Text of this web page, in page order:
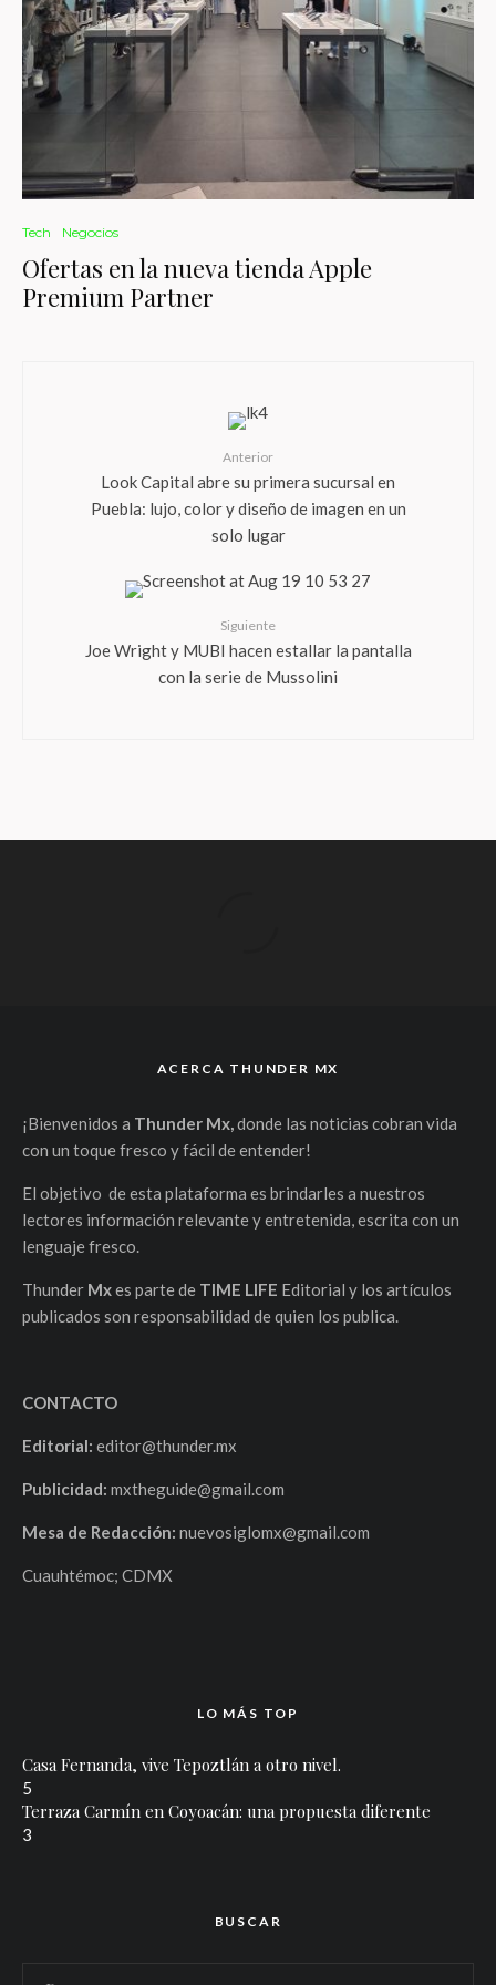
Tech Negocios
Ofertas en la nueva tienda Apple
Premium Partner
Anterior
Look Capital abre su primera sucursal en
Puebla: lujo, color y diseño de imagen en un
solo lugar
Siguiente
Joe Wright y MUBI hacen estallar la pantalla
con la serie de Mussolini
ACERCA THUNDER MX
¡Bienvenidos a Thunder Mx,donde las noticias cobran vida
con un toque fresco y fácil de entender!
El objetivo de esta plataforma es brindarles a nuestros
lectores información relevante y entretenida, escrita con un
lenguaje fresco.
Thunder Mxes parte de TIME LIFE Editorial y los artículos
publicados son responsabilidad de quien los publica.
CONTACTO
Editorial: editor@thunder.mx
Publicidad: mxtheguide@gmail.com
Mesa de Redacción: nuevosiglomx@gmail.com
Cuauhtémoc; CDMX
LO MÁS TOP
Casa Fernanda, vive Tepoztlán a otro nivel.
5
Terraza Carmín en Coyoacán: una propuesta diferente
3
BUSCAR